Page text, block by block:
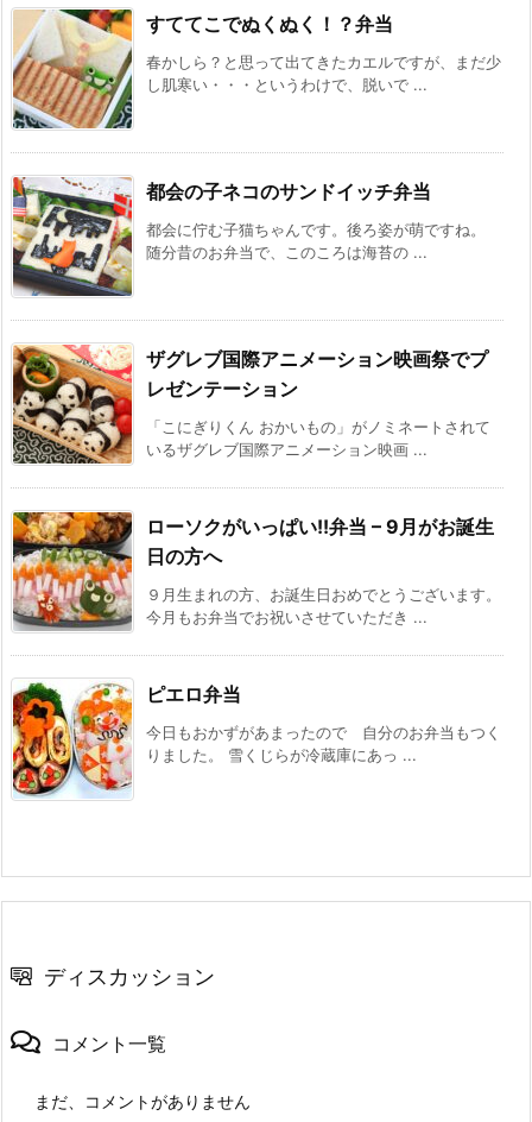
すててこでぬくぬく！？弁当
春かしら？と思って出てきたカエルですが、まだ少
し肌寒い・・・というわけで、脱いで ...
都会の子ネコのサンドイッチ弁当
都会に佇む子猫ちゃんです。後ろ姿が萌ですね。
随分昔のお弁当で、このころは海苔の ...
ザグレブ国際アニメーション映画祭でプ
レゼンテーション
「こにぎりくん おかいもの」がノミネートされて
いるザグレブ国際アニメーション映画 ...
ローソクがいっぱい!!弁当 – 9月がお誕生
日の方へ
９月生まれの方、お誕生日おめでとうございます。
今月もお弁当でお祝いさせていただき ...
ピエロ弁当
今日もおかずがあまったので 自分のお弁当もつく
りました。 雪くじらが冷蔵庫にあっ ...
ディスカッション
コメント一覧
まだ、コメントがありません